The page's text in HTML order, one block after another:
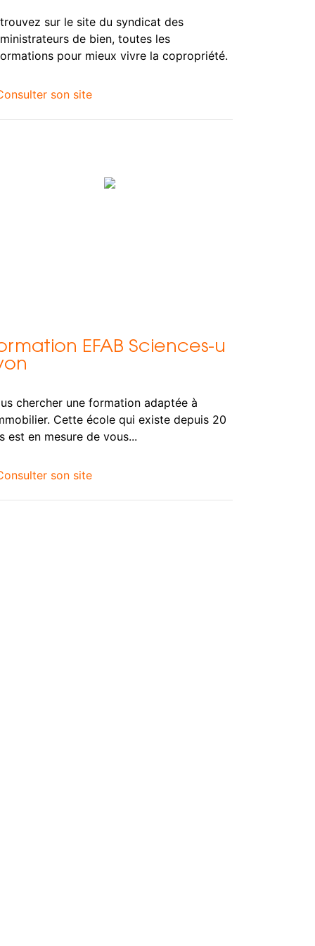
sur le site du syndicat des
de bien, toutes les
pour mieux vivre la copropriété.
son site
EFAB Sciences-u
chercher une formation adaptée à
Cette école qui existe depuis 20
est en mesure de vous...
son site